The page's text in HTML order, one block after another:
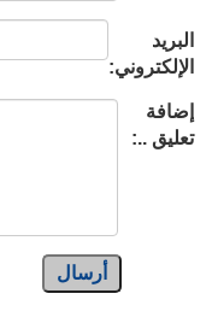
البريد
الإلكتروني:
إضافة
تعليق ..:
أرسال